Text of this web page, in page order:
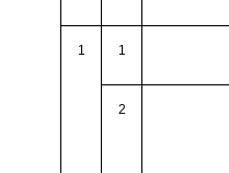
1 1
2